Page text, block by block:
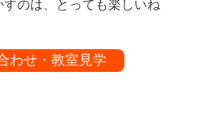
のは、とっても楽しいね
わせ・教室見学